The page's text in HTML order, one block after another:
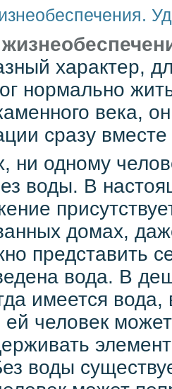
характер,
нормально
века,
сразу
ни одному
воды. В
домах,
представить
вода. В
имеется
ей человек
воды